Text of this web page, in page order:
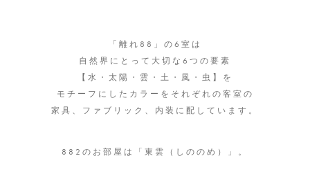
「離れ88」の6室は
自然界にとって大切な6つの要素
【水・太陽・雲・土・風・虫】を
モチーフにしたカラーをそれぞれの客室の
家具、ファブリック、内装に配しています。
882のお部屋は「東雲（しののめ）」。